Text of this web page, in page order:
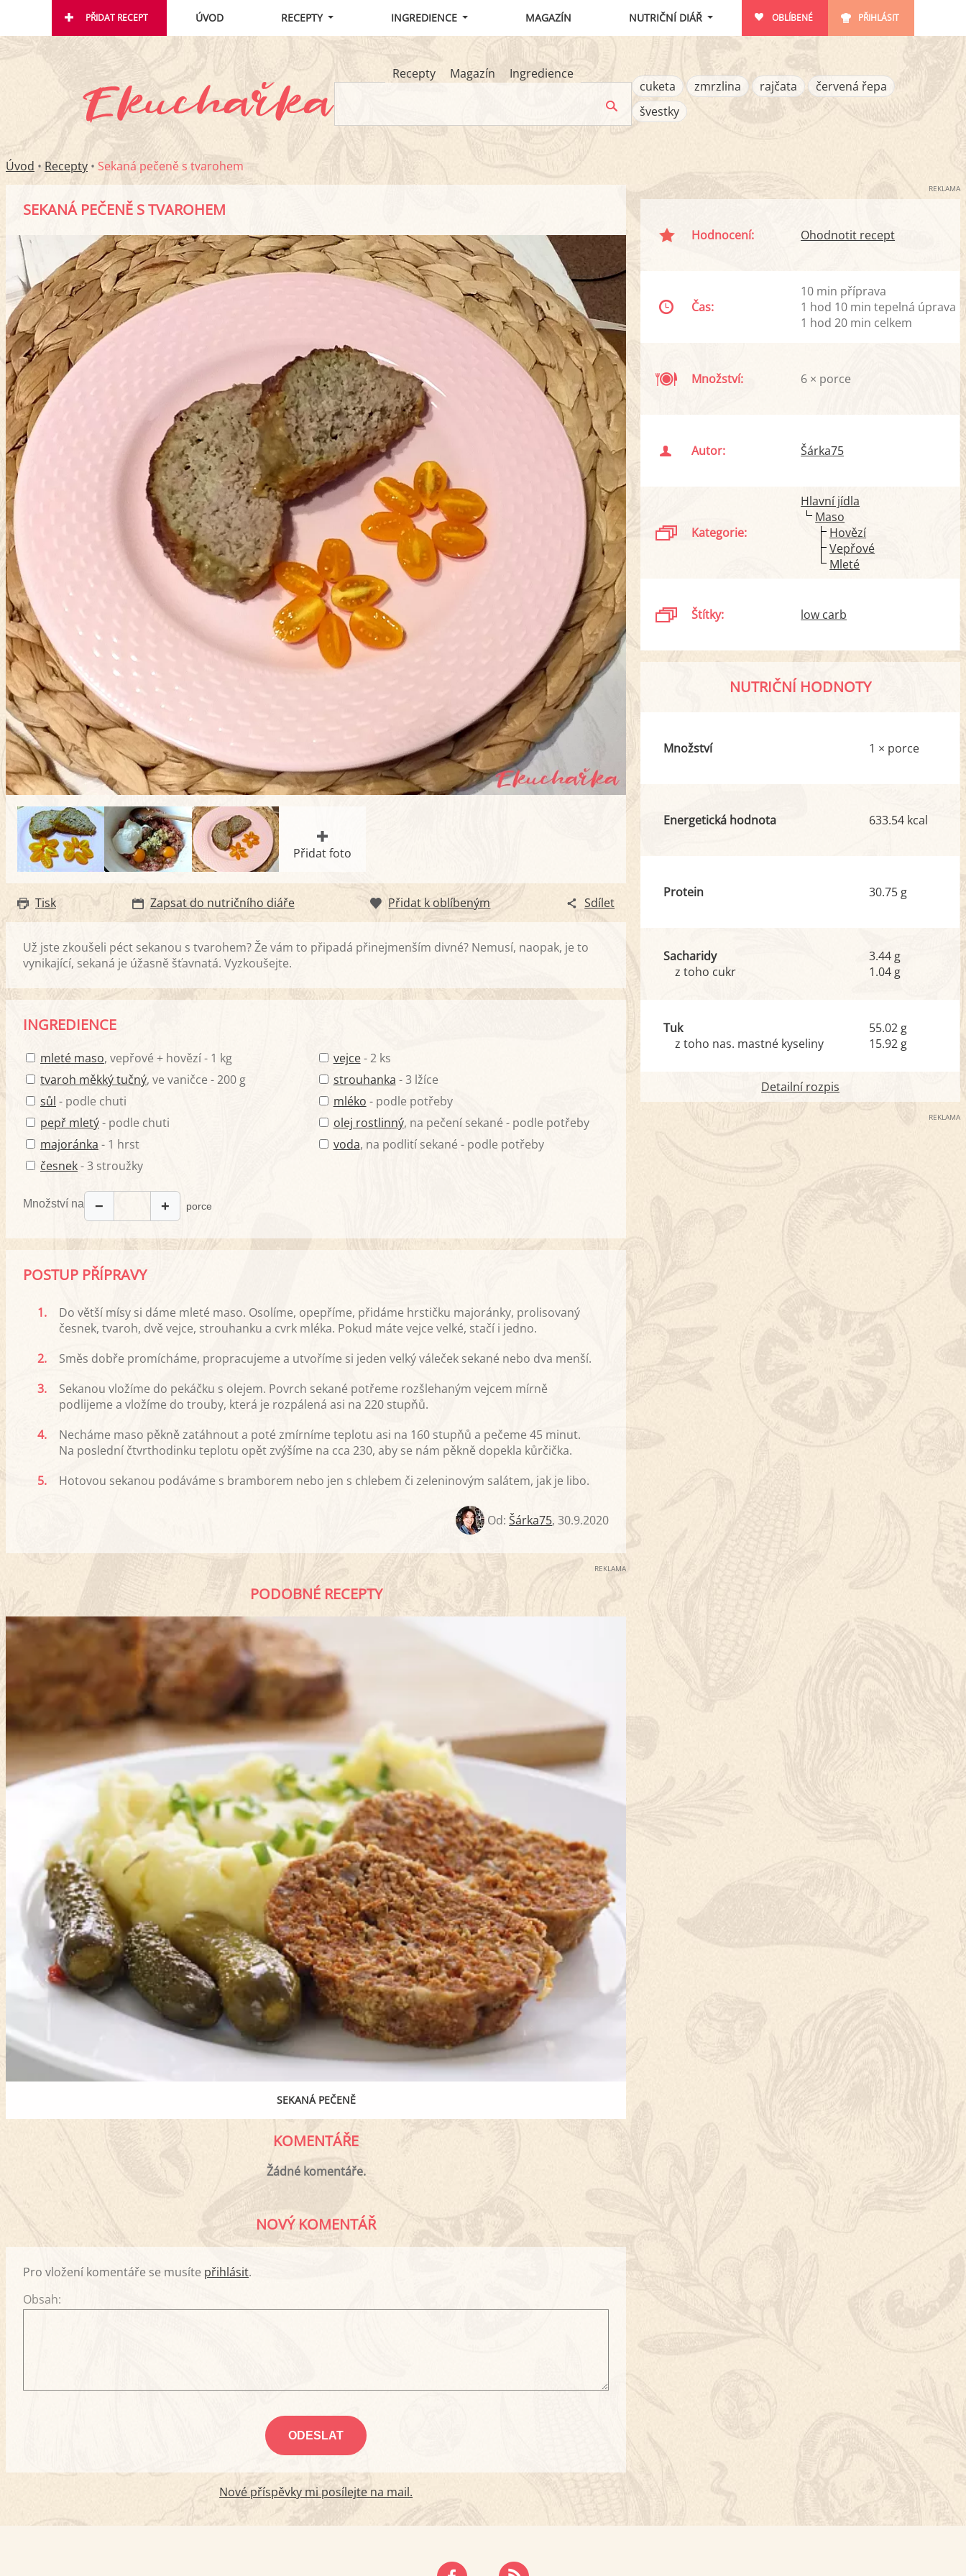
PŘIDAT RECEPT ÚVOD RECEPTY INGREDIENCE MAGAZÍN NUTRIČNÍ DIÁŘ OBLÍBENÉ PŘIHLÁSIT
Recepty Magazín
Ingredience
cuketa
zmrzlina rajčata
červená řepa
švestky
Úvod • Recepty • Sekaná pečeně s tvarohem
SEKANÁ PEČENĚ S TVAROHEM
Přidat foto
Tisk Zapsat do nutričního diáře Přidat k oblíbeným Sdílet
Už jste zkoušeli péct sekanou s tvarohem? Že vám to připadá přinejmenším divné? Nemusí, naopak, je to
vynikající, sekaná je úžasně šťavnatá. Vyzkoušejte.
INGREDIENCE
mleté maso, vepřové + hovězí - 1 kg
tvaroh měkký tučný, ve vaničce - 200 g
sůl - podle chuti
pepř mletý- podle chuti
majoránka - 1 hrst
česnek- 3 stroužky
vejce- 2 ks
strouhanka - 3 lžíce
mléko - podle potřeby
olej rostlinný, na pečení sekané - podle potřeby
voda, na podlití sekané - podle potřeby
Množství na − + porce
POSTUP PŘÍPRAVY
1.
Do větší mísy si dáme mleté maso. Osolíme, opepříme, přidáme hrstičku majoránky, prolisovaný
česnek, tvaroh, dvě vejce, strouhanku a cvrk mléka. Pokud máte vejce velké, stačí i jedno.
2.
Směs dobře promícháme, propracujeme a utvoříme si jeden velký váleček sekané nebo dva menší.
3.
Sekanou vložíme do pekáčku s olejem. Povrch sekané potřeme rozšlehaným vejcem mírně
podlijeme a vložíme do trouby, která je rozpálená asi na 220 stupňů.
4.
Necháme maso pěkně zatáhnout a poté zmírníme teplotu asi na 160 stupňů a pečeme 45 minut.
Na poslední čtvrthodinku teplotu opět zvýšíme na cca 230, aby se nám pěkně dopekla kůrčička.
5.
Hotovou sekanou podáváme s bramborem nebo jen s chlebem či zeleninovým salátem, jak je libo.
Od:Šárka75,30.9.2020
REKLAMA
PODOBNÉ RECEPTY
SEKANÁ PEČENĚ HOVĚZÍ SEKANÁ
KOMENTÁŘE
Žádné komentáře.
NOVÝ KOMENTÁŘ
Pro vložení komentáře se musíte přihlásit.
Obsah:
Nové příspěvky mi posílejte na mail.
REKLAMA
Hodnocení: Ohodnotit recept
Čas:
10 min příprava
1 hod 10 min tepelná úprava
1 hod 20 min celkem
Množství: 6 × porce
Autor: Šárka75
Kategorie:
Hlavní jídla
Maso
Hovězí
Vepřové
Mleté
Štítky: low carb
NUTRIČNÍ HODNOTY
Množství 1 × porce
Energetická hodnota 633.54 kcal
Protein 30.75 g
Sacharidy
z toho cukr
3.44 g
1.04 g
Tuk
z toho nas. mastné kyseliny
55.02 g
15.92 g
Detailní rozpis
REKLAMA